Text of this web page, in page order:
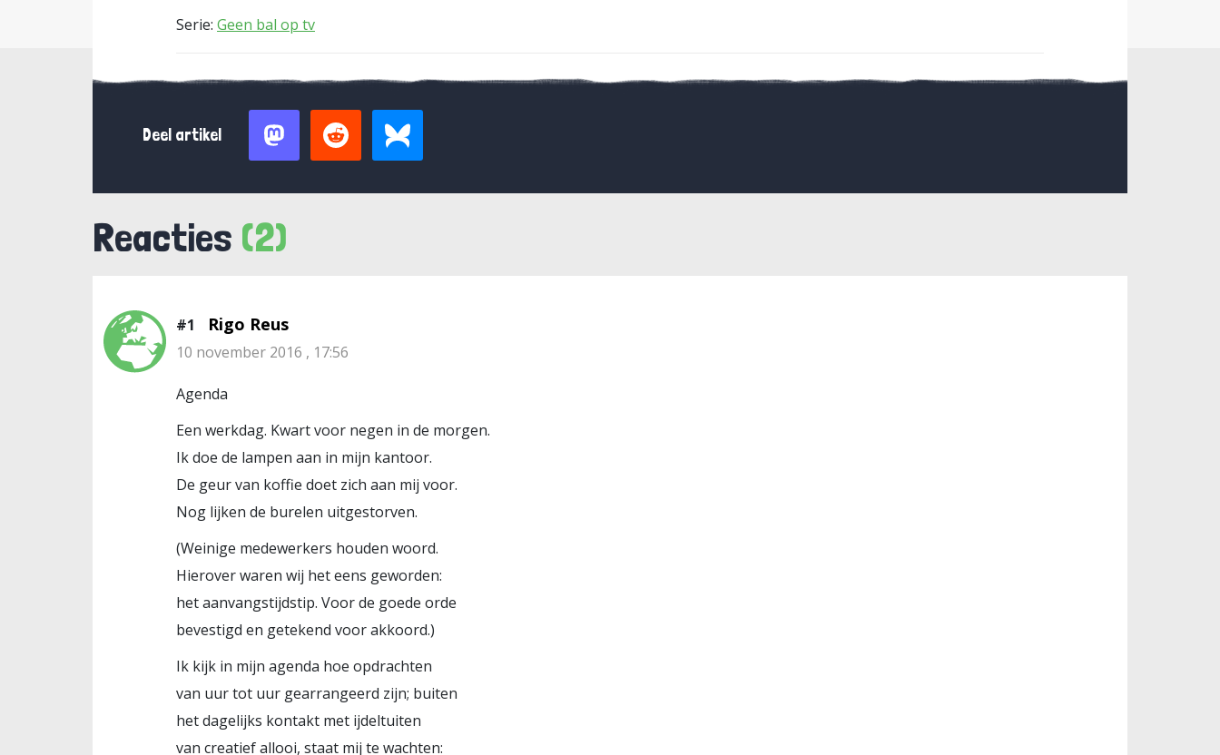
Serie: Geen bal op tv
Deel artikel
Reacties (2)
#1 Rigo Reus
10 november 2016 , 17:56
Agenda
Een werkdag. Kwart voor negen in de morgen.
Ik doe de lampen aan in mijn kantoor.
De geur van koffie doet zich aan mij voor.
Nog lijken de burelen uitgestorven.
(Weinige medewerkers houden woord.
Hierover waren wij het eens geworden:
het aanvangstijdstip. Voor de goede orde
bevestigd en getekend voor akkoord.)
Ik kijk in mijn agenda hoe opdrachten
van uur tot uur gearrangeerd zijn; buiten
het dagelijks kontakt met ijdeltuiten
van creatief allooi, staat mij te wachten: